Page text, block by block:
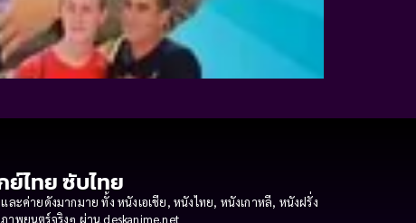
ไทย ซับไทย
ค่ายดังมากมาย ทั้ง หนังเอเชีย, หนังไทย, หนังเกาหลี, หนังฝรั่ง
พยนตร์จริงๆ ผ่าน deskanime.net